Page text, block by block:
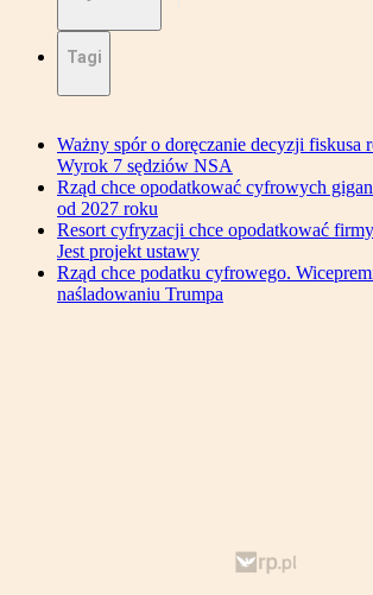
Tagi
Ważny spór o doręczanie decyzji fiskusa
Wyrok 7 sędziów NSA
Rząd chce opodatkować cyfrowych
od 2027 roku
Resort cyfryzacji chce opodatkować
Jest projekt ustawy
Rząd chce podatku cyfrowego.
naśladowaniu Trumpa